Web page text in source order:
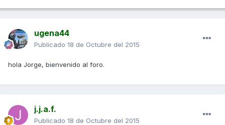
ugena44
Publicado 18 de Octubre del 2015
hola Jorge, bienvenido al foro.
j.j.a.f.
Publicado 18 de Octubre del 2015